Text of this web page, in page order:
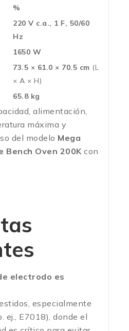
%
220 V c.a., 1 F, 50/60
Hz
1650 W
73.5 × 61.0 × 70.5 cm (L
× A × H)
65.8 kg
alimentación,
máxima y
del modelo Mega
Bench Oven 200Kcon
electrodo es
especialmente
ej., E7018), donde el